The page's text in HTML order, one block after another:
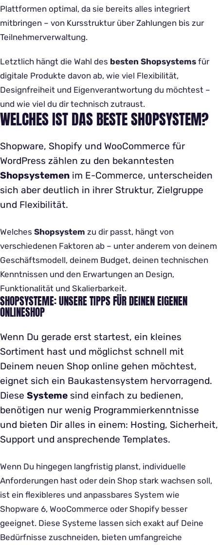
Plattformen optimal, da sie bereits alles integriert
mitbringen – von Kursstruktur über Zahlungen bis zur
Teilnehmerverwaltung.
Letztlich hängt die Wahl des besten Shopsystems für
digitale Produkte davon ab, wie viel Flexibilität,
Designfreiheit und Eigenverantwortung du möchtest –
und wie viel du dir technisch zutraust.
WELCHES IST DAS BESTE SHOPSYSTEM?
Shopware, Shopify und WooCommerce für
WordPress zählen zu den bekanntesten
Shopsystemen im E-Commerce, unterscheiden
sich aber deutlich in ihrer Struktur, Zielgruppe
und Flexibilität.
Welches Shopsystem zu dir passt, hängt von
verschiedenen Faktoren ab – unter anderem von deinem
Geschäftsmodell, deinem Budget, deinen technischen
Kenntnissen und den Erwartungen an Design,
Funktionalität und Skalierbarkeit.
SHOPSYSTEME: UNSERE TIPPS FÜR DEINEN EIGENEN
ONLINESHOP
Wenn Du gerade erst startest, ein kleines
Sortiment hast und möglichst schnell mit
Deinem neuen Shop online gehen möchtest,
eignet sich ein Baukastensystem hervorragend.
Diese Systeme sind einfach zu bedienen,
benötigen nur wenig Programmierkenntnisse
und bieten Dir alles in einem: Hosting, Sicherheit,
Support und ansprechende Templates.
Wenn Du hingegen langfristig planst, individuelle
Anforderungen hast oder dein Shop stark wachsen soll,
ist ein flexibleres und anpassbares System wie
Shopware 6, WooCommerce oder Shopify besser
geeignet. Diese Systeme lassen sich exakt auf Deine
Bedürfnisse zuschneiden, bieten umfangreiche